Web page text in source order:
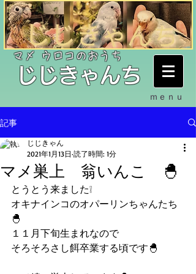
​マメ ウロコのおうち
​じじきゃんち
ｍｅｎｕ
記事
マメ巣上 翁いんこ 🐣
じじきゃん
2021年1月13日 読了時間: 1分
とうとう来ました❕
オキナインコのオパーリンちゃんたち
🐣
１１月下旬生まれなので
そろそろさし餌卒業する頃です🐣